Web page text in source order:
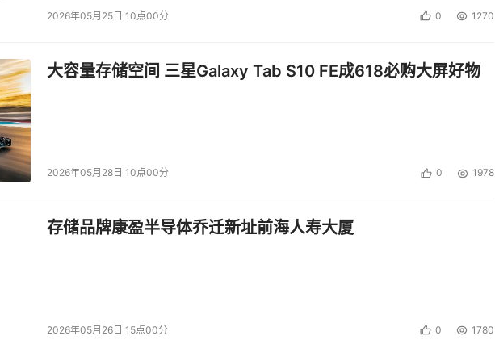
2026年05月25日 10点00分 0 1270
大容量存储空间 三星Galaxy Tab S10 FE成618必购大屏好物
2026年05月28日 10点00分 0 1978
存储品牌康盈半导体乔迁新址前海人寿大厦
2026年05月26日 15点00分 0 1780